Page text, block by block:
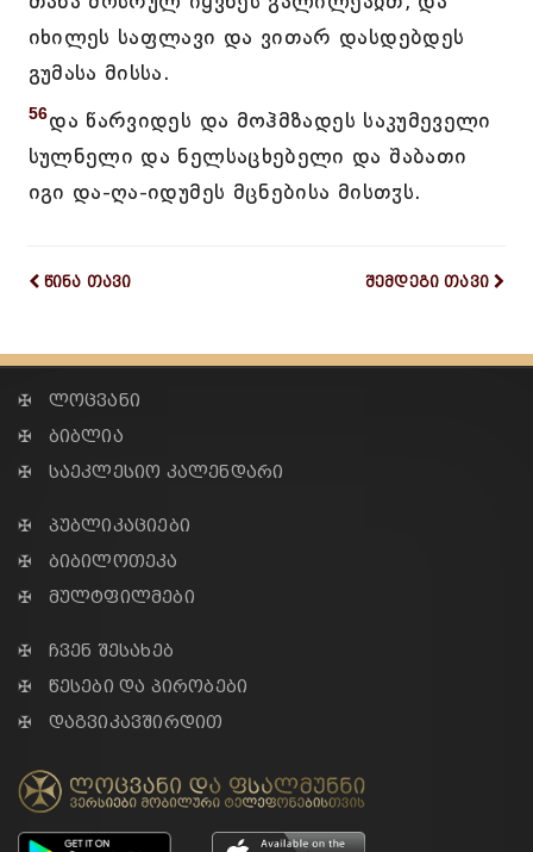
იხილეს საფლავი და ვითარ დასდებდეს
გუმასა მისსა.
56და წარვიდეს და მოჰმზადეს საკუმეველი
სულნელი და ნელსაცხებელი და შაბათი
იგი და-ღა-იდუმეს მცნებისა მისთჳს.
წინა თავი შემდეგი თავი
✠ ლოცვანი
✠ ბიბლია
✠ საეკლესიო კალენდარი
✠ პუბლიკაციები
✠ ბიბილოთეკა
✠ მულტფილმები
✠ ჩვენ შესახებ
✠ წესები და პირობები
✠ დაგვიკავშირდით